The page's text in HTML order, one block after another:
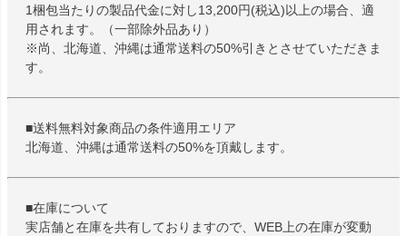
1梱包当たりの製品代金に対し13,200円(税込)以上の場合、適
用されます。（一部除外品あり）
※尚、北海道、沖縄は通常送料の50%引きとさせていただきま
す。
■送料無料対象商品の条件適用エリア
北海道、沖縄は通常送料の50%を頂戴します。
■在庫について
実店舗と在庫を共有しておりますので、WEB上の在庫が変動